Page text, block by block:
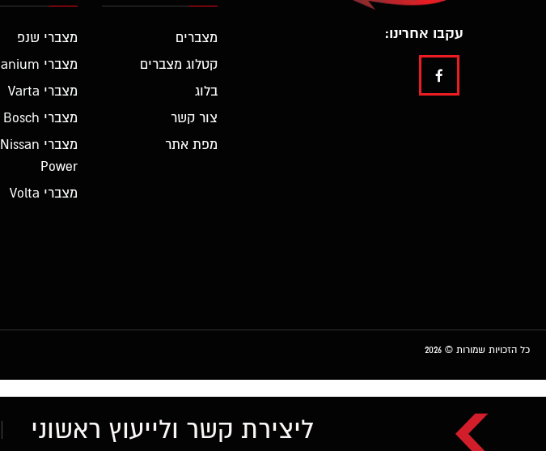
עקבו אחרינו:
מצברים
קטלוג מצברים
בלוג
צור קשר
מפת אתר
מצברי שנפ
מצברי Titanium
מצברי Varta
מצברי Bosch
מצברי Nissan
Power
מצברי Volta
כל הזכויות שמורות © 2026
ליצירת קשר ולייעוץ ראשוני